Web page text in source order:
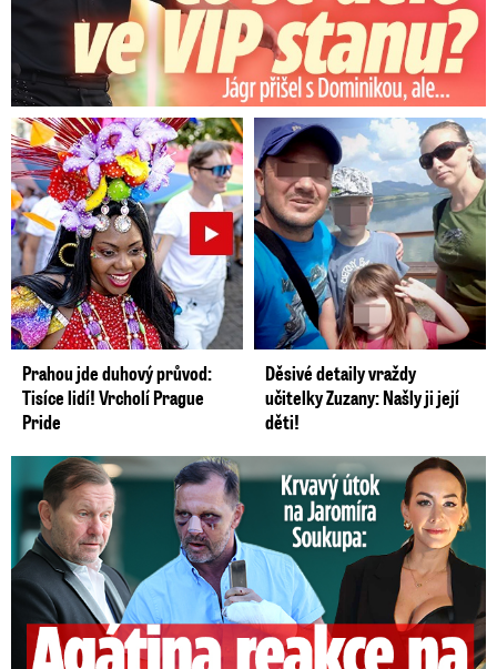
Prahou jde duhový průvod:
Tisíce lidí! Vrcholí Prague
Pride
Děsivé detaily vraždy
učitelky Zuzany: Našly ji její
děti!
Útok na Jaromíra Soukupa: Reakce Agáty na zmlácení jejího ex